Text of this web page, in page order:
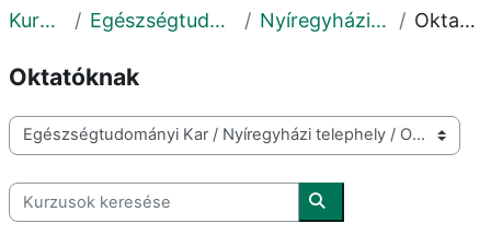
Kurzusok Egészségtudományi Kar Nyíregyházi telephely Oktatóknak
Oktatóknak
Kurzuskategóriák
Kurzusok keresése
Kurzusok keresése